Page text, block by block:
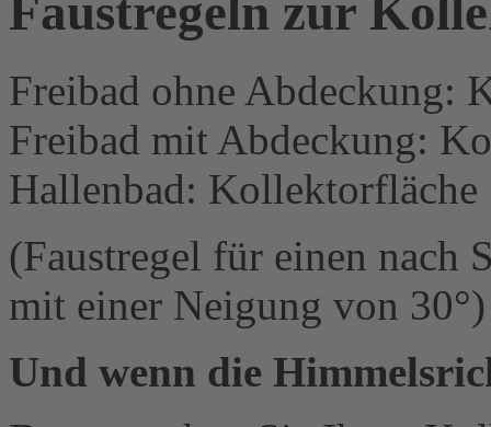
Faustregeln zur
Freibad ohne Abdeckung:
Freibad mit Abdeckung:
Hallenbad: Kollektorfläche
(Faustregel für einen nach
mit einer Neigung von 30°)
Und wenn die